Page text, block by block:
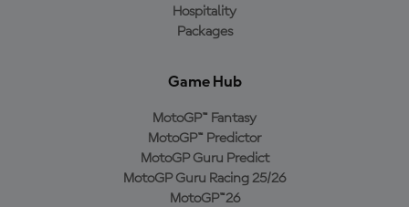
Hospitality
Packages
Game Hub
MotoGP™ Fantasy
MotoGP™ Predictor
MotoGP Guru Predict
MotoGP Guru Racing 25/26
MotoGP™26